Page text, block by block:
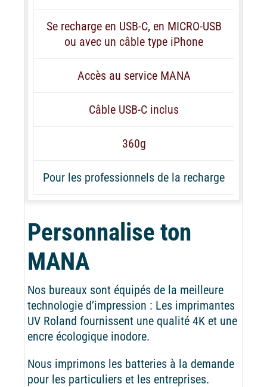
Se recharge en USB-C, en MICRO-USB
ou avec un câble type iPhone
Accès au service MANA
Câble USB-C inclus
360g
Pour les professionnels de la recharge
Personnalise ton
MANA
Nos bureaux sont équipés de la meilleure
technologie d’impression : Les imprimantes
UV Roland fournissent une qualité 4K et une
encre écologique inodore.
Nous imprimons les batteries à la demande
pour les particuliers et les entreprises.